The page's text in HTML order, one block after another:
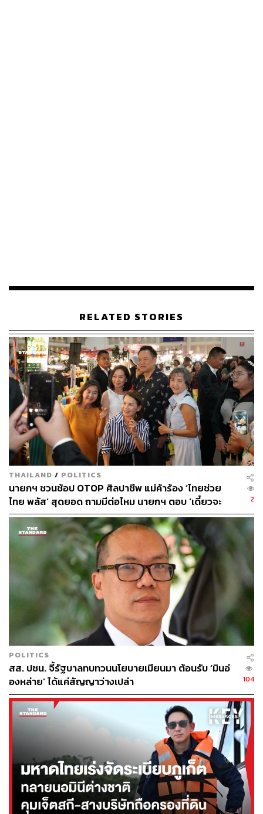
ชั้น 14 ที่ยังไม่ได้คำตอบ ท้ายสุด ‘กี้กี้’ กลับเป็นสิ่งเดียวที่ติดอยู่
ถึงกระนั้นเอง ความเดือดดาลก็พุ่งสูงขึ้น เมื่อชยพล สท้อนดี
สส. กทม. พรรคประชาชน เปิดเผยข้อมูลลับเรื่องปฏิบัติการ
ข้อมูลข่าวสารของกองทัพ หรือIOที่เติบโตขึ้นอย่างมาก และ
ยังมีการจับตาเป้าหมายหลายคนที่มีพฤติกรรมเป็นปฏิปักษ์กับ
สถาบันพระมหากษัตริย์ ตั้งแต่อดีตหัวหน้าพรรคก้าวไกล นัก
วิชาการ ภาคประชาสังคม ตลอดจนบุคคลทางการเมืองอย่าง
ทักษิณ ชินวัตร, ร.อ. ธรรมนัส พรหมเผ่าและ อนุทิน ชาญวีร
กูลการลุกขึ้นประท้วงอย่างเป็นเรื่องเป็นราว จนเกือบถึงขั้นที่
ประธานซึ่งคุมการประชุมขณะนั้น จะสั่งยุติการอภิปราย และ
ห้ามเปิดเผยข้อมูลบนจอในห้องประชุม
ถึงแม้ข้อกล่าวหาเรื่องการทำนิติกรรมอำพรางของนายก
รัฐมนตรีและที่ดินเสี่ยงผิดกฎหมาย Thames Valley น่าจะเป็น
ส่วนสำคัญในยุทธการโรยเกลือที่ฝ่ายค้านสามารถเดินหน้า
ขยายผลเอาผิดทางอาญาและจริยธรรมต่อนายกรัฐมนตรีได้
แต่ข้อเท็จจริงก็ฟ้องว่าเรื่องที่ ‘แตะไม่ได้’ จริงๆ ของรัฐบาลนี้
จนถึงขั้นเกือบเซ็นเซอร์กันนั้นคือปัญหาภายในพื้นที่สนธยา
ของกองทัพ ที่ สส. พรรคประชาชน ตั้งข้อสังเกตว่าเข้มข้นเสีย
ยิ่งกว่าสมัยรัฐบาลทหารเสียอีก
ปรากฏการณ์ของเวทีซักฟอกนี้จึงเป็นตัวชี้วัดที่ชัดเจนว่า ‘ดีล
แลกประเทศ’ นั้นไปไกลเกินกว่าคุณสมบัติของนายกรัฐมนตรี
หรือการชักใยโดยบุคคลนอกระบบแล้ว แต่เป็นแลกอำนาจ
บริหารประเทศไปกับการจำยอมถูกบงการโดยระบอบอำนาจ
เก่าที่เอารัฐบาลพลเรือนมาเป็นฉากหน้ากางกั้น และแม้แต่คน
สำคัญในรัฐบาลก็ยังตกเป็นเป้าหมายเสียเอง
RELATED STORIES
THAILAND / POLITICS
นายกฯ ชวนช้อป OTOP ศิลปาชีพ แม่ค้าร้อง ‘ไทยช่วย
ไทย พลัส’ สุดยอด ถามมีต่อไหม นายกฯ ตอบ ‘เดี๋ยวจะ
พยายาม’
2
POLITICS
สส. ปชน. จี้รัฐบาลทบทวนนโยบายเมียนมา ต้อนรับ ‘มินอ่
องหล่าย’ ได้แค่สัญญาว่างเปล่า
104